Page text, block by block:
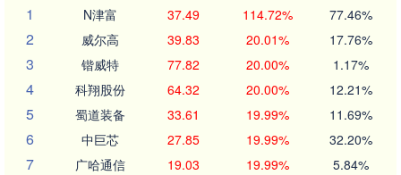
1
N津富 37.49 114.72% 77.46%
2 威尔高 39.83 20.01% 17.76%
3 锴威特 77.82 20.00% 1.17%
4 科翔股份 64.32 20.00% 12.21%
5 蜀道装备 33.61 19.99% 11.69%
6 中巨芯 27.85 19.99% 32.20%
7 广哈通信 19.03 19.99% 5.84%